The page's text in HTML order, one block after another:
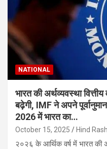
NATIONAL
भारत की अर्थव्यवस्था
बढ़ेगी, IMF ने अपने पूर्वानुमान
2026 में भारत का…
October 15, 2025 Hind
२०२६ के आर्थिक वर्ष में भारत की